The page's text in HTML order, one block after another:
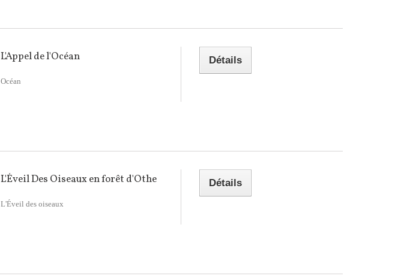
L'Appel de l'Océan
Océan
Détails
L'Éveil Des Oiseaux en forêt d'Othe
L'Éveil des oiseaux
Détails